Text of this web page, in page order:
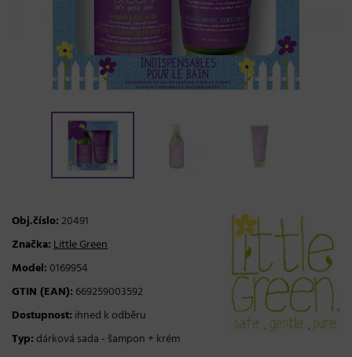
Obj.číslo:20491
Značka:Little Green
Model:0169954
GTIN (EAN): 669259003592
Dostupnost: ihned k odběru
Typ:dárková sada - šampon + krém